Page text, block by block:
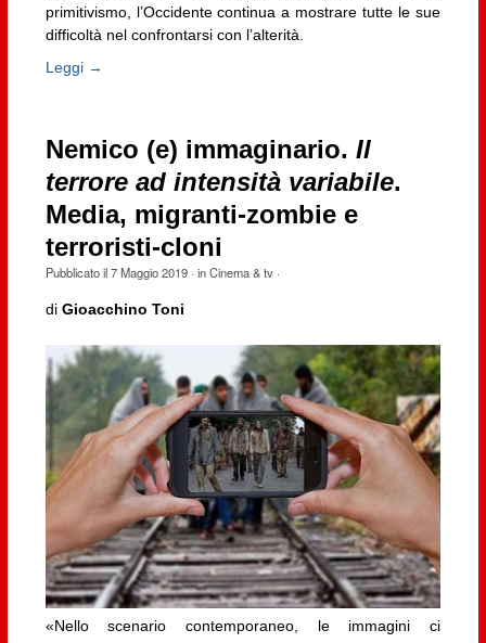
primitivismo, l’Occidente continua a mostrare tutte le sue
difficoltà nel confrontarsi con l’alterità.
Leggi →
Nemico (e) immaginario. Il
terrore ad intensità variabile.
Media, migranti-zombie e
terroristi-cloni
Pubblicato il7 Maggio 2019· inCinema & tv·
di Gioacchino Toni
«Nello scenario contemporaneo, le immagini ci